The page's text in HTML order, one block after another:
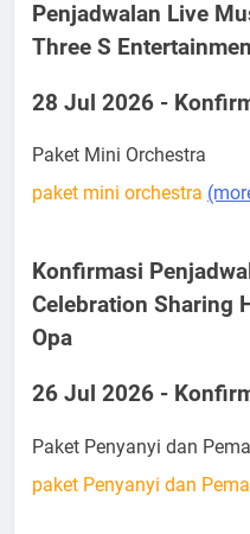
Penjadwalan Live
Three S
28 Jul 2026 -
Paket Mini Orchestra
paket mini orchestra
Konfirmasi
Celebration Sharing
Opa
26 Jul 2026 -
Paket Penyanyi dan
paket Penyanyi dan